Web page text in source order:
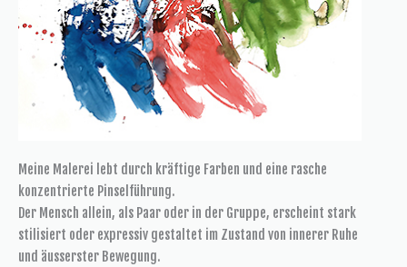
Meine Malerei lebt durch kräftige Farben und eine rasche
konzentrierte Pinselführung.
Der Mensch allein, als Paar oder in der Gruppe, erscheint stark
stilisiert oder expressiv gestaltet im Zustand von innerer Ruhe
und äusserster Bewegung.